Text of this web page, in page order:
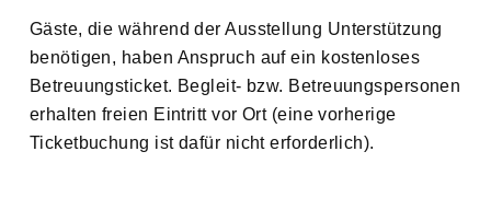
Gäste, die während der Ausstellung Unterstützung
benötigen, haben Anspruch auf ein kostenloses
Betreuungsticket. Begleit- bzw. Betreuungspersonen
erhalten freien Eintritt vor Ort (eine vorherige
Ticketbuchung ist dafür nicht erforderlich).